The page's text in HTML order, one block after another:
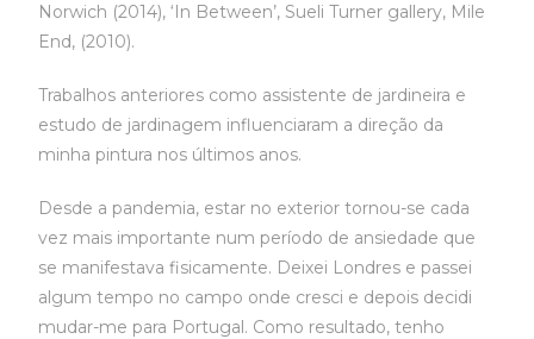
Norwich (2014), ‘In Between’, Sueli Turner gallery, Mile
End, (2010).
Trabalhos anteriores como assistente de jardineira e
estudo de jardinagem influenciaram a direção da
minha pintura nos últimos anos.
Desde a pandemia, estar no exterior tornou-se cada
vez mais importante num período de ansiedade que
se manifestava fisicamente. Deixei Londres e passei
algum tempo no campo onde cresci e depois decidi
mudar-me para Portugal. Como resultado, tenho